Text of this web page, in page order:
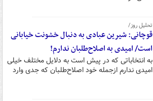
تحلیل روز/
قوچانی: شیرین عبادی به دنبال خشونت خیابانی
است/ امیدی به اصلاح‌طلبان ندارم!
به انتخاباتی که در پیش است به دلایل مختلف خیلی
امیدی ندارم ازجمله خود اصلاح‌طلبان که جدی وارد